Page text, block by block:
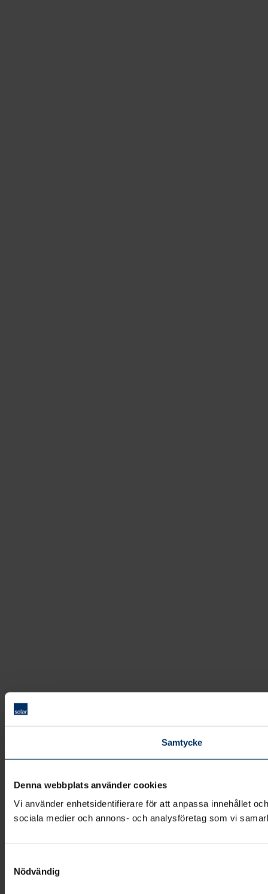
Samtycke
Denna webbplats använder cookies
Vi använder enhetsidentifierare för att anpassa innehållet
sociala medier och annons- och analysföretag som vi
Nödvändig